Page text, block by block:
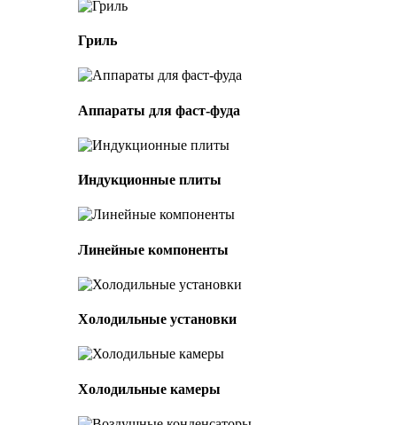
Гриль
Аппараты для фаст-фуда
Индукционные плиты
Линейные компоненты
Холодильные установки
Холодильные камеры